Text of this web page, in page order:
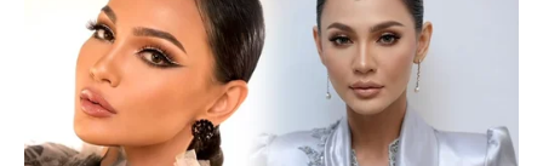
5 Ogos 2026
Ramai ‘melting’ Nabil Aqil tayang
badan!